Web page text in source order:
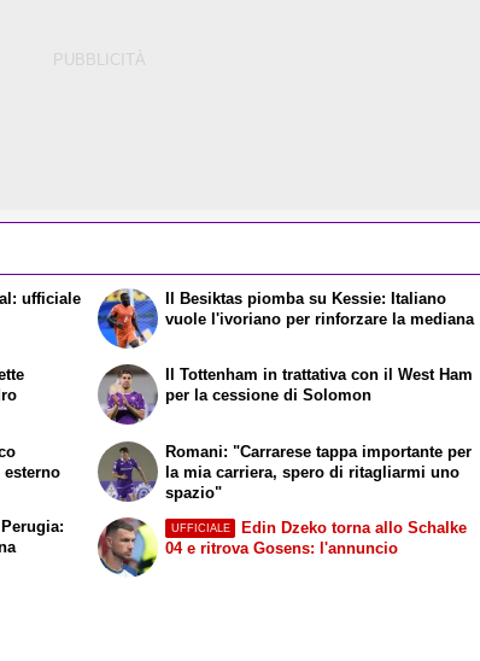
ufficiale
Il Besiktas piomba su Kessie: Italiano
vuole l'ivoriano per rinforzare la mediana
Il Tottenham in trattativa con il West Ham
per la cessione di Solomon
Romani: "Carrarese tappa importante per
la mia carriera, spero di ritagliarmi uno
spazio"
UFFICIALE
Edin Dzeko torna allo Schalke
04 e ritrova Gosens: l'annuncio